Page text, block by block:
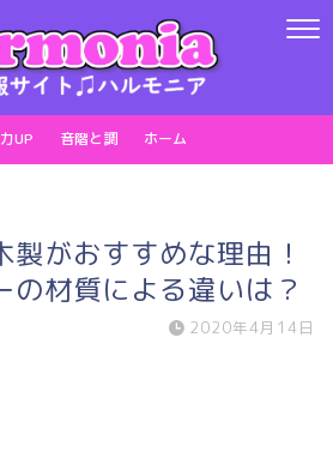
UP 音階と調 ホーム
製がおすすめな理由！
の材質による違いは？
2020年4月14日